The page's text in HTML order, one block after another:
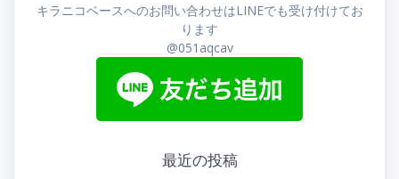
キラニコベースへのお問い合わせはLINEでも受け付けてお
ります
@051aqcav
最近の投稿